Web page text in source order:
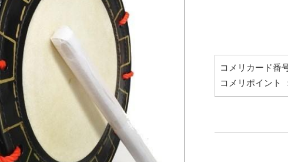
コメリカード番
コメリポイント